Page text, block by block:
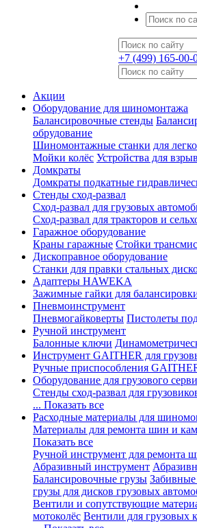
+7 (499) 165-00-
Акции
Оборудование для шиномонтажа
Балансировочные стенды
обрудование
Шиномонтажные станки для
Мойки колёс Устройства для
Домкраты
Домкраты подкатные
Стенды сход-развал
Сход-развал для грузовых
Сход-развал для тракторов и
Гаражное оборудование
Краны гаражные Стойки
Дископравное оборудование
Станки для правки стальных
Адаптеры HAWEKA
Зажимные гайки для
Пневмоинструмент
Пневмогайковерты Пистолеты
Ручной инструмент
Балонные ключи
Инструмент GAITHER для
Ручные приспособления
Оборудование для грузового
Стенды сход-развал для
... Показать все
Расходные материалы для
Материалы для ремонта шин и
Показать все
Ручной инструмент для ремонта
Абразивный инструмент
Балансировочные грузы Забивные
грузы для дисков грузовых
Вентили и сопутствующие
мотоколёс Вентили для грузовых